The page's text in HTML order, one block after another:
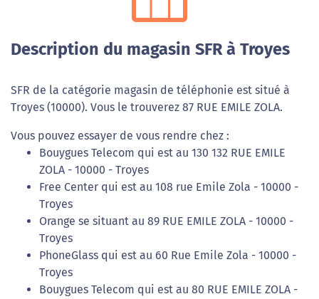
Description du magasin SFR à Troyes
SFR de la catégorie magasin de téléphonie est situé à
Troyes (10000). Vous le trouverez 87 RUE EMILE ZOLA.
Vous pouvez essayer de vous rendre chez :
Bouygues Telecom qui est au 130 132 RUE EMILE
ZOLA - 10000 - Troyes
Free Center qui est au 108 rue Emile Zola - 10000 -
Troyes
Orange se situant au 89 RUE EMILE ZOLA - 10000 -
Troyes
PhoneGlass qui est au 60 Rue Emile Zola - 10000 -
Troyes
Bouygues Telecom qui est au 80 RUE EMILE ZOLA -